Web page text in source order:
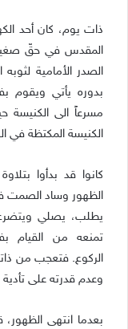
ذات يوم، كان أحد
المقدس في حقّ
الصدر الأمامية
بدوره يأتي ويقوم
مسرعاً الى الكنيسة
الكنيسة المكتظة في
كانوا قد بدأوا
الظهور وساد الصمت
يطلب، يصلي
تمنعه من القيام
الركوع. فتعجب من
وعدم قدرته على تأدية
بعدما انتهى